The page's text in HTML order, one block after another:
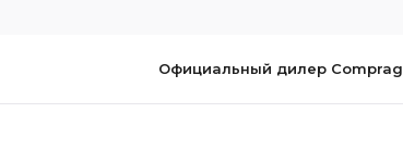
Официальный дилер Comprag